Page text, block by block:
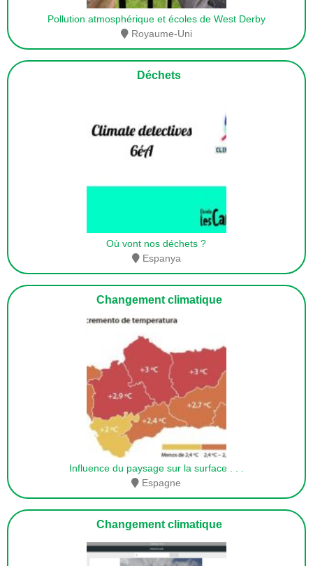
Pollution atmosphérique et écoles de West Derby
Royaume-Uni
Déchets
Où vont nos déchets ?
Espanya
Changement climatique
Influence du paysage sur la surface
Espagne
Changement climatique